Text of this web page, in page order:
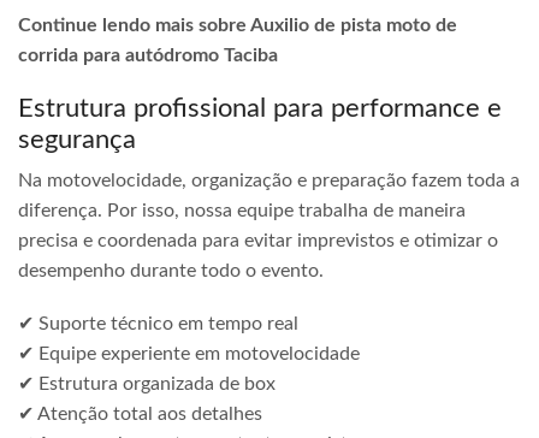
Continue lendo mais sobre Auxilio de pista moto de
corrida para autódromo Taciba
Estrutura profissional para performance e
segurança
Na motovelocidade, organização e preparação fazem toda a
diferença. Por isso, nossa equipe trabalha de maneira
precisa e coordenada para evitar imprevistos e otimizar o
desempenho durante todo o evento.
✔ Suporte técnico em tempo real
✔ Equipe experiente em motovelocidade
✔ Estrutura organizada de box
✔ Atenção total aos detalhes